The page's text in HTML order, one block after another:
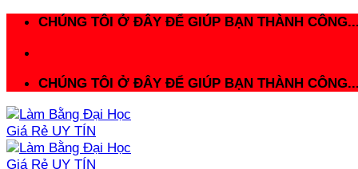
CHÚNG TÔI Ở ĐÂY ĐỂ GIÚP BẠN THÀNH
CHÚNG TÔI Ở ĐÂY ĐỂ GIÚP BẠN THÀNH